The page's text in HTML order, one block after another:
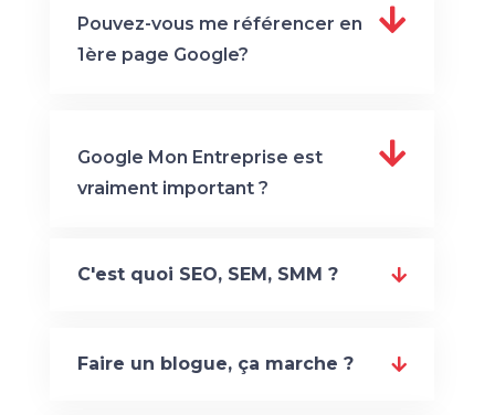
Pouvez-vous me référencer en
1ère page Google?
Google Mon Entreprise est
vraiment important ?
C'est quoi SEO, SEM, SMM ?
Faire un blogue, ça marche ?